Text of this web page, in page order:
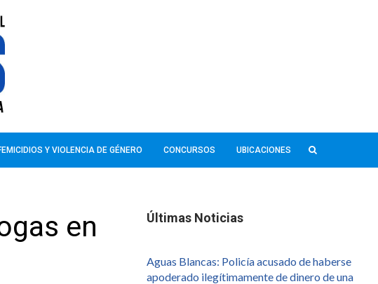
Y VIOLENCIA DE GÉNERO CONCURSOS UBICACIONES
en
Últimas Noticias
Aguas Blancas: Policía acusado de haberse
apoderado ilegítimamente de dinero de una